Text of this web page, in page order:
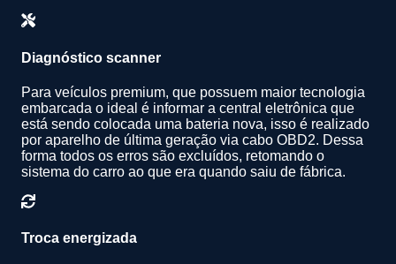
Diagnóstico scanner
Para veículos premium, que possuem maior tecnologia
embarcada o ideal é informar a central eletrônica que
está sendo colocada uma bateria nova, isso é realizado
por aparelho de última geração via cabo OBD2. Dessa
forma todos os erros são excluídos, retomando o
sistema do carro ao que era quando saiu de fábrica.
Troca energizada